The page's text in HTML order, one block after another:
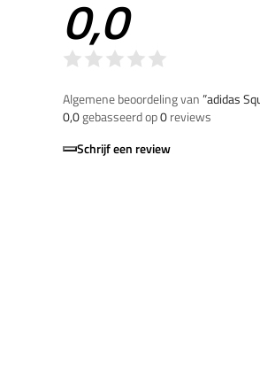
0,0
Algemene beoordeling van”adidas
0,0gebasseerd op0reviews
Schrijf een review